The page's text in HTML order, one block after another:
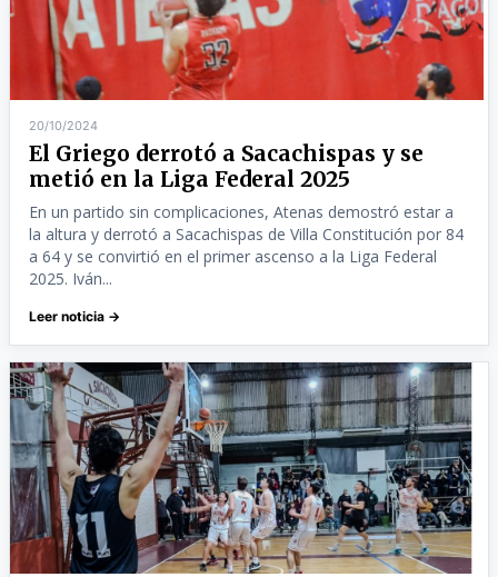
20/10/2024
El Griego derrotó a Sacachispas y se
metió en la Liga Federal 2025
En un partido sin complicaciones, Atenas demostró estar a
la altura y derrotó a Sacachispas de Villa Constitución por 84
a 64 y se convirtió en el primer ascenso a la Liga Federal
2025. Iván...
Leer noticia →